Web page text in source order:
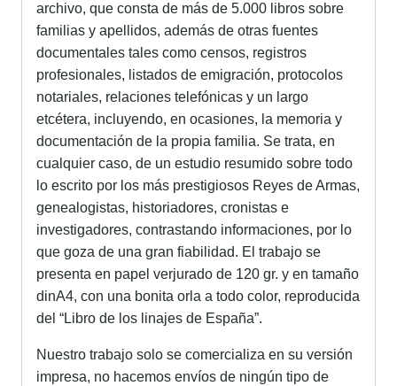
archivo, que consta de más de 5.000 libros sobre
familias y apellidos, además de otras fuentes
documentales tales como censos, registros
profesionales, listados de emigración, protocolos
notariales, relaciones telefónicas y un largo
etcétera, incluyendo, en ocasiones, la memoria y
documentación de la propia familia. Se trata, en
cualquier caso, de un estudio resumido sobre todo
lo escrito por los más prestigiosos Reyes de Armas,
genealogistas, historiadores, cronistas e
investigadores, contrastando informaciones, por lo
que goza de una gran fiabilidad. El trabajo se
presenta en papel verjurado de 120 gr. y en tamaño
dinA4, con una bonita orla a todo color, reproducida
del “Libro de los linajes de España”.
Nuestro trabajo solo se comercializa en su versión
impresa, no hacemos envíos de ningún tipo de